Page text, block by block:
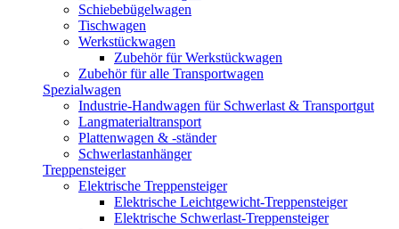
Schiebebügelwagen
Tischwagen
Werkstückwagen
Zubehör für Werkstückwagen
Zubehör für alle Transportwagen
Spezialwagen
Industrie-Handwagen für Schwerlast & Transportgut
Langmaterialtransport
Plattenwagen & -ständer
Schwerlastanhänger
Treppensteiger
Elektrische Treppensteiger
Elektrische Leichtgewicht-Treppensteiger
Elektrische Schwerlast-Treppensteiger